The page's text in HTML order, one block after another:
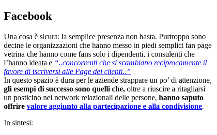
Facebook
Una cosa è sicura: la semplice presenza non basta. Purtroppo sono
decine le organizzazioni che hanno messo in piedi semplici fan page
vetrina che hanno come fans solo i dipendenti, i consulenti che
l’hanno ideata e “..concorrenti che si scambiano reciprocamente il
favore di iscriversi alle Page dei clienti..”
In questo spazio è dura per le aziende strappare un po’ di attenzione,
gli esempi di successo sono quelli che, oltre a riuscire a ritagliarsi
un posticino nei network relazionali delle persone, hanno saputo
offrire valore aggiunto alla partecipazione e alla condivisione.
In sintesi: